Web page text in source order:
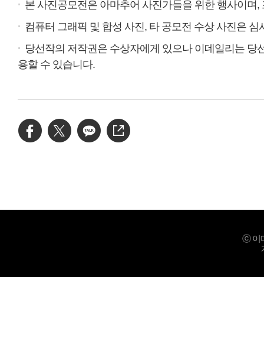
본 사진공모전은 아마추어 사진가들을 위한 행사이
. 컴퓨터 그래픽 및 합성 사진, 타 공모전 수상 사진은
. 당선작의 저작권은 수상자에게 있으나 이데일리는 당
용할 수 있습니다.
ⓒ 이